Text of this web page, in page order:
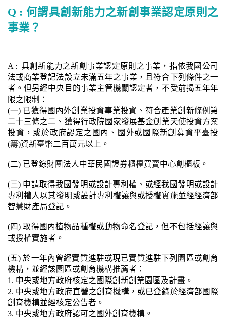
Q : 何謂具創新能力之新創事業認定原則之
事業？
A : 具創新能力之新創事業認定原則之事業，指依我國公司
法或商業登記法設立未滿五年之事業，且符合下列條件之一
者。但另經中央目的事業主管機關認定者，不受前揭五年年
限之限制：
(一) 已獲得國內外創業投資事業投資、符合產業創新條例第
二十三條之二、獲得行政院國家發展基金創業天使投資方案
投資，或於政府認定之國內、國外或國際新創募資平臺投
(籌)資新臺幣二百萬元以上。
(二) 已登錄財團法人中華民國證券櫃檯買賣中心創櫃板。
(三) 申請取得我國發明或設計專利權、或經我國發明或設計
專利權人以其發明或設計專利權讓與或授權實施並經經濟部
智慧財產局登記。
(四) 取得國內植物品種權或動物命名登記，但不包括經讓與
或授權實施者。
(五) 於一年內曾經實質進駐或現已實質進駐下列園區或創育
機構，並經該園區或創育機構推薦者：
1. 中央或地方政府核定之國際創新創業園區及計畫。
2. 中央或地方政府直營之創育機構，或已登錄於經濟部國際
創育機構並經核定公告者。
3. 中央或地方政府認可之國外創育機構。